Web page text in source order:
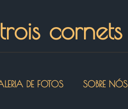
cornets
DE FOTOS SOBRE NÓS